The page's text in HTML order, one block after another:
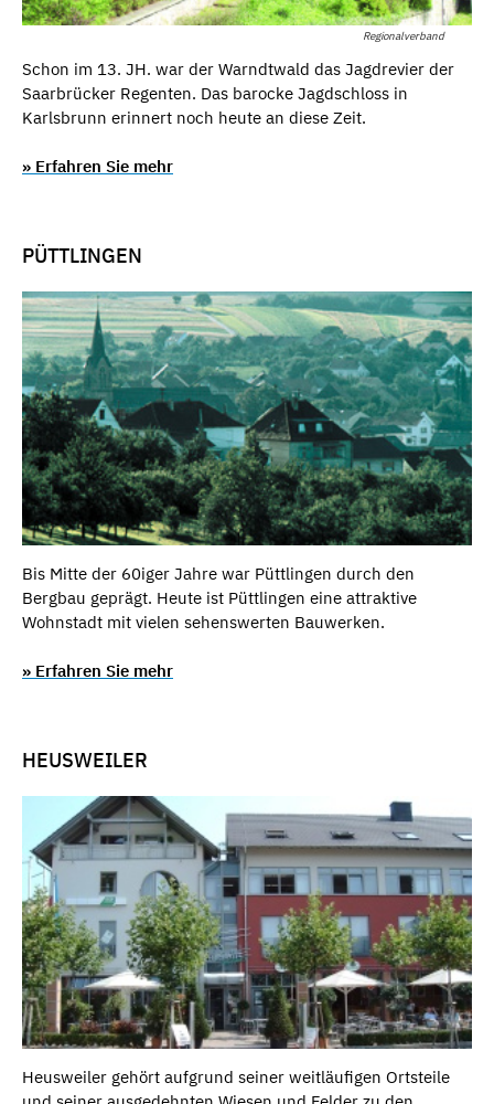
Regionalverband
Schon im 13. JH. war der Warndtwald das Jagdrevier der
Saarbrücker Regenten. Das barocke Jagdschloss in
Karlsbrunn erinnert noch heute an diese Zeit.
» Erfahren Sie mehr
PÜTTLINGEN
Bis Mitte der 60iger Jahre war Püttlingen durch den
Bergbau geprägt. Heute ist Püttlingen eine attraktive
Wohnstadt mit vielen sehenswerten Bauwerken.
» Erfahren Sie mehr
HEUSWEILER
Heusweiler gehört aufgrund seiner weitläufigen Ortsteile